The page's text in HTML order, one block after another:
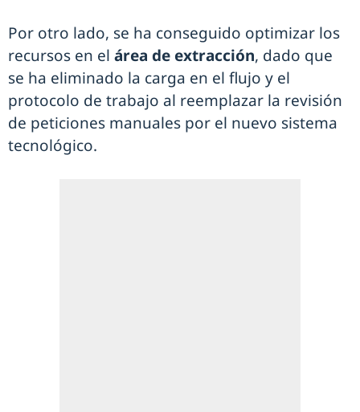
Por otro lado, se ha conseguido optimizar los
recursos en el área de extracción, dado que
se ha eliminado la carga en el flujo y el
protocolo de trabajo al reemplazar la revisión
de peticiones manuales por el nuevo sistema
tecnológico.